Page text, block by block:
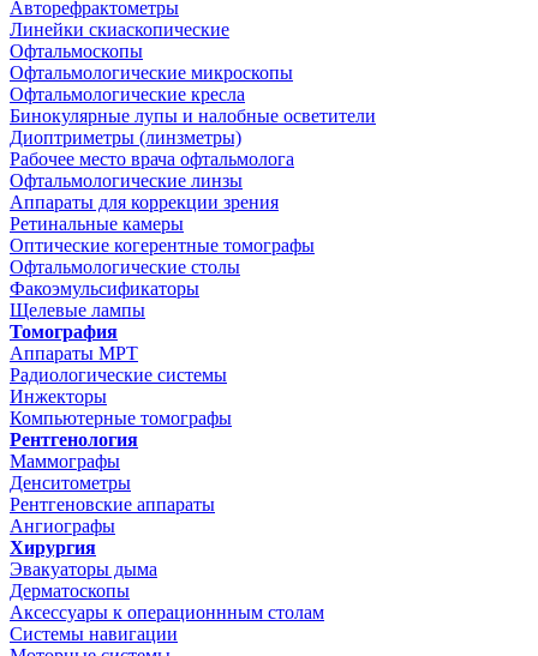
Авторефрактометры
Линейки скиаскопические
Офтальмоскопы
Офтальмологические микроскопы
Офтальмологические кресла
Бинокулярные лупы и налобные осветители
Диоптриметры (линзметры)
Рабочее место врача офтальмолога
Офтальмологические линзы
Аппараты для коррекции зрения
Ретинальные камеры
Оптические когерентные томографы
Офтальмологические столы
Факоэмульсификаторы
Щелевые лампы
Томография
Аппараты МРТ
Радиологические системы
Инжекторы
Компьютерные томографы
Рентгенология
Маммографы
Денситометры
Рентгеновские аппараты
Ангиографы
Хирургия
Эвакуаторы дыма
Дерматоскопы
Аксессуары к операционнным столам
Системы навигации